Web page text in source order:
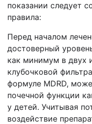
показании следует
правила:
Перед началом
достоверный
как минимум в двух
клубочковой
формуле MDRD,
почечной функции
у детей. Учитывая
воздействие